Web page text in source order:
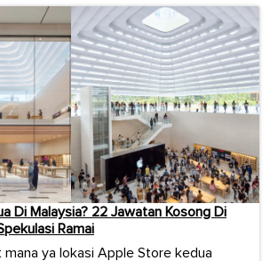
Di Malaysia? 22 Jawatan Kosong Di
Ramai
ya lokasi Apple Store kedua